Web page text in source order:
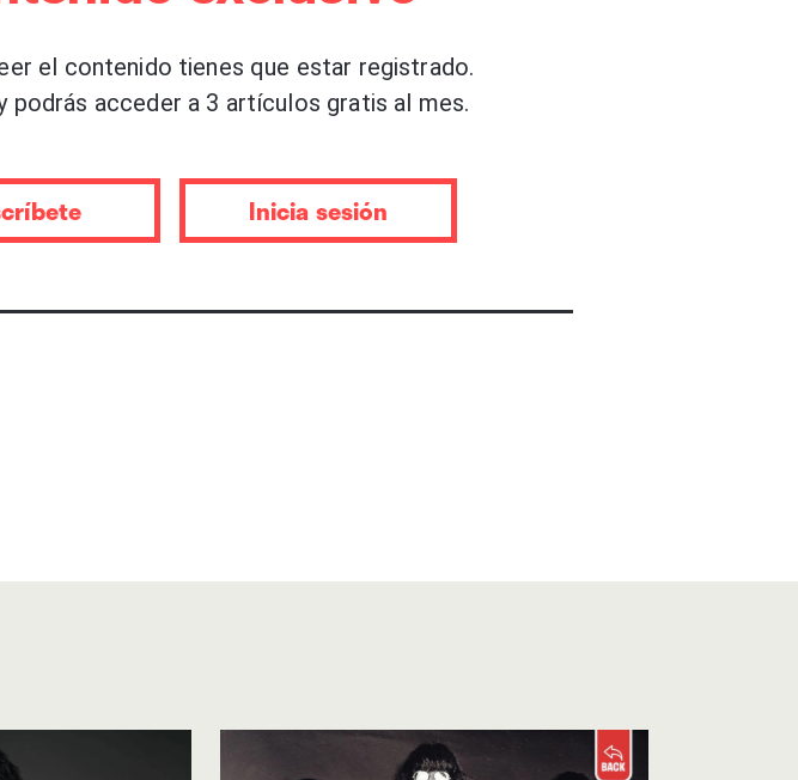
de la estéticapumpkin spice latte, con influencias
año y que acabarán de florecer esta temporada.
seguras que ya está descalibrado), sino cuando la
Caitlin Covington, lo dice. Por lo tanto,
el contenido tienes que estar registrado.
podrás acceder a 3 artículos gratis al mes.
Inicia sesión